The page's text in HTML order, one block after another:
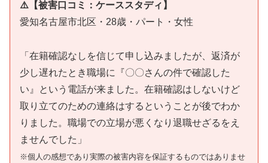
⚠️【被害口コミ：ケーススタディ】
愛知名古屋市北区・28歳・パート・女性
「在籍確認なしを信じて申し込みましたが、返済が
少し遅れたとき職場に『〇〇さんの件で確認した
い』という電話が来ました。在籍確認はしないけど
取り立てのための連絡はするということが後でわか
りました。職場での立場が悪くなり退職せざるをえ
ませんでした」
※個人の感想であり実際の被害内容を保証するものではありませ